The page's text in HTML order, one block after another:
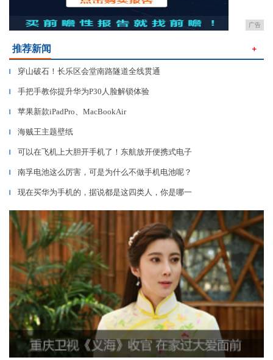
广告
推荐新闻 ＋
▎ 穿山破石！长乐区会堂南路隧道全线贯通
▎ 手把手教你提升华为P30人脸解锁体验
▎ 苹果新款iPadPro、MacBookAir
▎ 海贼王主题壁纸
▎ 可以在飞机上大胆开手机了！东航放开便携式电子
▎ 南孚电池这么厉害，可是为什么不做手机电池呢？
▎ 现在买华为手机的，据说都是这四类人，你是哪一